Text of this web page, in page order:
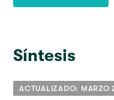
Síntesis
ACTUALIZADO: MARZO